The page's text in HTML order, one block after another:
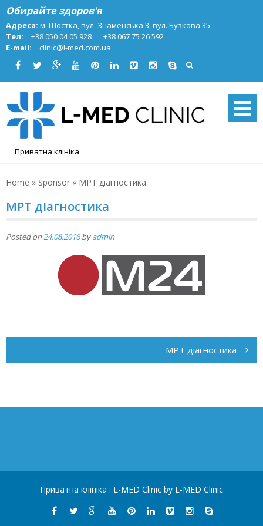
Skip
content
Обирайте здоров'я
Адреса: м. Шостка, вул. Знаменська 3, вул. Бузкова 35
Тел:
+38 050 04 05 928
+38 067 75 26 592
E-mail:
clinic@l-med.com.ua
Приватна клініка
Home » Sponsor » МРТ діагностика
МРТ діагностика
Posted on24.08.2016byadmin
Навігація
МРТ діагностика
Приватна клініка : L-MED Clinic by L-MED Clinic